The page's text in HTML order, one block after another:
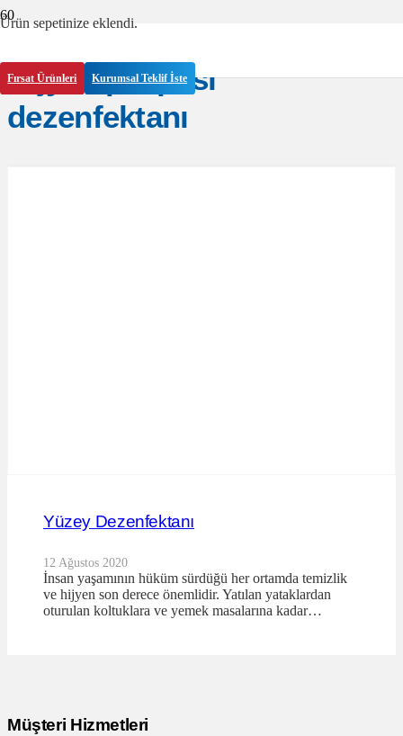
Ürün sepetinize eklendi.
Fırsat Ürünleri Kurumsal Teklif İste
Hijyen paspası
dezenfektanı
Yüzey Dezenfektanı
12 Ağustos 2020
İnsan yaşamının hüküm sürdüğü her ortamda temizlik
ve hijyen son derece önemlidir. Yatılan yataklardan
oturulan koltuklara ve yemek masalarına kadar…
Müşteri Hizmetleri